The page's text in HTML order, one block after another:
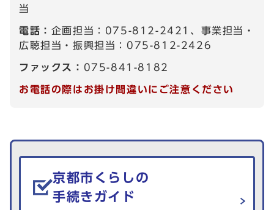
当
電話： 企画担当：075-812-2421、事業担当・
広聴担当・振興担当：075-812-2426
ファックス： 075-841-8182
お電話の際はお掛け間違いにご注意ください
生活情報を探す
京都市くらしの
手続きガイド